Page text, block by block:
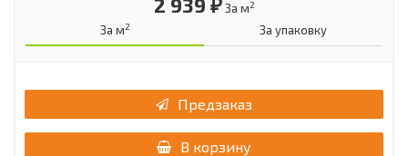
За м2
За м2 За упаковку
Предзаказ
В корзину